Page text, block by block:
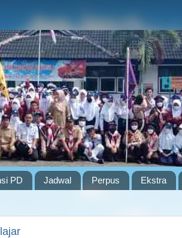
PD Jadwal Perpus Ekstra